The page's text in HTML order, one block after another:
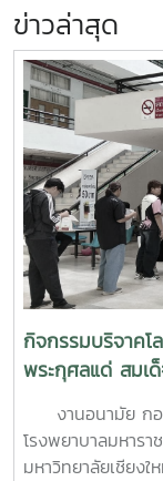
ข่าวล่าสุด
กิจกรรมบริจาคโ
พระกุศลแด่ สมเด็
นทิราเทพยวดี
ธิดา (สวนดอก 7
งานอนามัย กอ
โรงพยาบาลมหาร
มหาวิทยาลัยเชียง